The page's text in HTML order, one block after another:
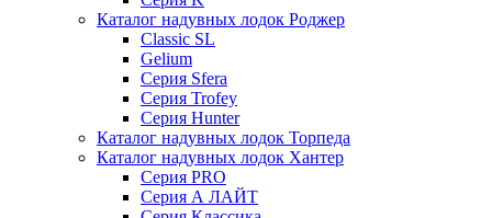
Каталог надувных лодок Роджер
Classic SL
Gelium
Серия Sfera
Серия Trofey
Серия Hunter
Каталог надувных лодок Торпеда
Каталог надувных лодок Хантер
Серия PRO
Серия А ЛАЙТ